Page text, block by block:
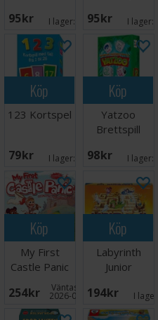
595 SEK I lager: 95 SEK I lager:
Köp
123 Kortspel
79 SEK I lager:
Köp
Yatzoo
Brettspill
98 SEK I lager:
4
Köp
My First
Castle Panic
Brädspel
254 SEK Väntas in:
2026-09-30
Köp
Labyrinth
Junior
194 SEK I